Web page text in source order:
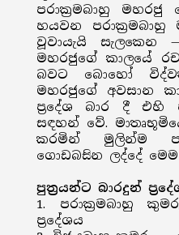
පරාක්‍රමබාහු
හයවන
වූවායැයි සැලකෙන
මහරජුගේ කාලයේ
බවට බොහෝ
මහරජුගේ අවසාන
ප්‍රදේශ බාර දී
සඳහන් වේ.
කරමින් මුලින්ම
ගොඩබසින ලද්දේ
පුත්‍රයන්ට බාරදුන්
1. පරාක්‍රමබාහු
ප්‍රදේශය